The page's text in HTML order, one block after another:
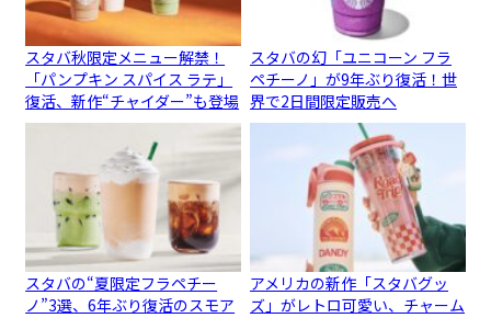
スタバ秋限定メニュー解禁！
「パンプキン スパイス ラテ」
復活、新作“チャイダー”も登場
スタバの幻「ユニコーン フラ
ペチーノ」が9年ぶり復活！世
界で2日間限定販売へ
スタバの“夏限定フラペチー
ノ”3選、6年ぶり復活のスモア
アメリカの新作「スタバグッ
ズ」がレトロ可愛い、チャーム